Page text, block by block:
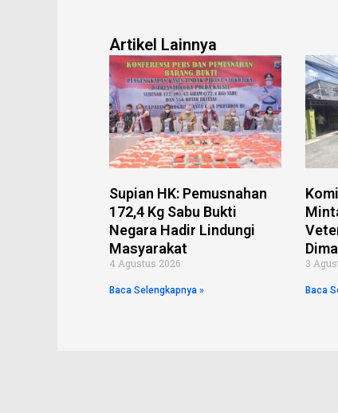
o
o
k
e
r
r
e
s
t
a
p
p e
Artikel Lainnya
Supian HK: Pemusnahan
172,4 Kg Sabu Bukti
Negara Hadir Lindungi
Masyarakat
4 Agustus 2026
Baca Selengkapnya »
3
Baca